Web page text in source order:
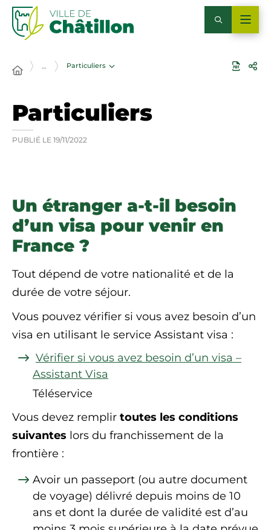
… Particuliers
Particuliers
PUBLIÉ LE 19/11/2022
Un étranger a-t-il besoin
d’un visa pour venir en
France ?
Tout dépend de votre nationalité et de la
durée de votre séjour.
Vous pouvez vérifier si vous avez besoin d’un
visa en utilisant le service Assistant visa :
Vérifier si vous avez besoin d’un visa –
Assistant Visa
Téléservice
Vous devez remplir toutes les conditions
suivantes lors du franchissement de la
frontière :
Avoir un passeport (ou autre document
de voyage) délivré depuis moins de 10
ans et dont la durée de validité est d’au